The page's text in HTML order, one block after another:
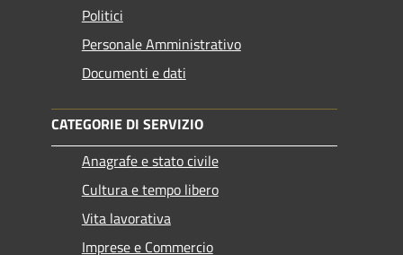
Politici
Personale Amministrativo
Documenti e dati
CATEGORIE DI SERVIZIO
Anagrafe e stato civile
Cultura e tempo libero
Vita lavorativa
Imprese e Commercio